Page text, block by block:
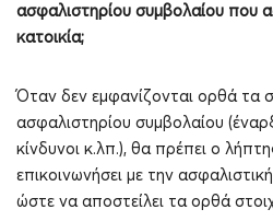
ασφαλιστηρίου συμβολαίου που
κατοικία;
Όταν δεν εμφανίζονται ορθά τα
ασφαλιστηρίου συμβολαίου
κίνδυνοι κ.λπ.), θα πρέπει ο
επικοινωνήσει με την
ώστε να αποστείλει τα ορθά